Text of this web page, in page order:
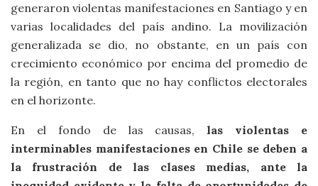
generaron violentas manifestaciones en Santiago y en
varias localidades del país andino. La movilización
generalizada se dio, no obstante, en un país con
crecimiento económico por encima del promedio de
la región, en tanto que no hay conflictos electorales
en el horizonte.
En el fondo de las causas,las violentas e
interminables manifestaciones en Chile se deben a
la frustración de las clases medias, ante la